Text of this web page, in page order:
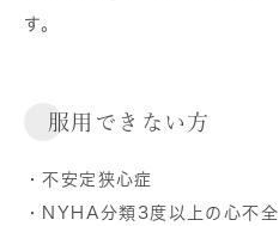
す。
服用できない方
・不安定狭心症
・NYHA分類3度以上の心不全